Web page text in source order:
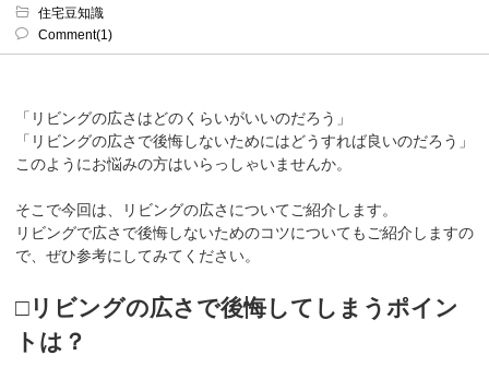
住宅豆知識
Comment(1)
「リビングの広さはどのくらいがいいのだろう」
「リビングの広さで後悔しないためにはどうすれば良いのだろう」
このようにお悩みの方はいらっしゃいませんか。
そこで今回は、リビングの広さについてご紹介します。
リビングで広さで後悔しないためのコツについてもご紹介しますの
で、ぜひ参考にしてみてください。
□リビングの広さで後悔してしまうポイン
トは？